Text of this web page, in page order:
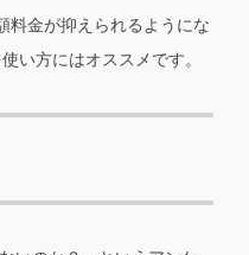
料金が抑えられるようにな
い方にはオススメです。